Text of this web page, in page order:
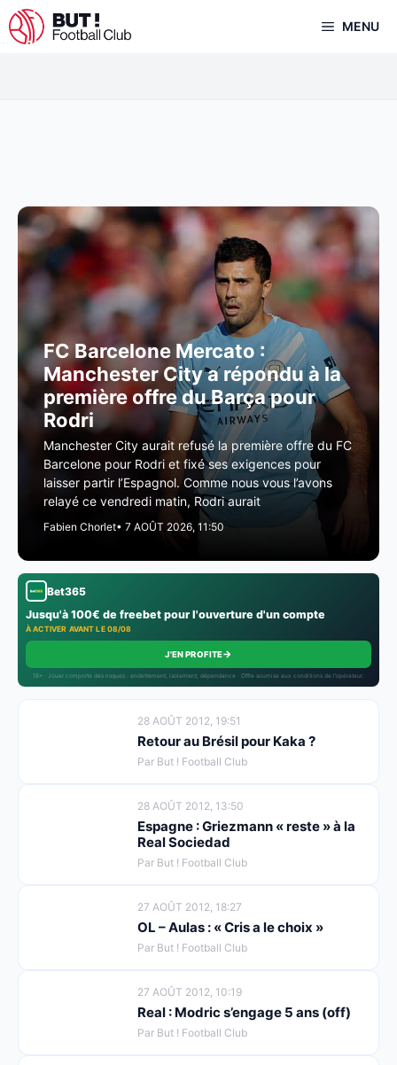
Aller
au
MENU
FC Barcelone Mercato :
Manchester City a répondu à la
première offre du Barça pour
Rodri
Manchester City aurait refusé la première offre du FC
Barcelone pour Rodri et fixé ses exigences pour
laisser partir l’Espagnol. Comme nous vous l’avons
relayé ce vendredi matin, Rodri aurait
Fabien Chorlet• 7 AOÛT 2026, 11:50
Bet365
Jusqu'à 100€ de freebet pour l'ouverture d'un compte
À ACTIVER AVANT LE 08/08
J'EN PROFITE→
18+ · Jouer comporte des risques : endettement, isolement, dépendance · Offre soumise aux conditions de l’opérateur.
28 AOÛT 2012, 19:51
Retour au Brésil pour Kaka ?
Par But ! Football Club
28 AOÛT 2012, 13:50
Espagne : Griezmann « reste » à la
Real Sociedad
Par But ! Football Club
27 AOÛT 2012, 18:27
OL – Aulas : « Cris a le choix »
Par But ! Football Club
27 AOÛT 2012, 10:19
Real : Modric s’engage 5 ans (off)
Par But ! Football Club